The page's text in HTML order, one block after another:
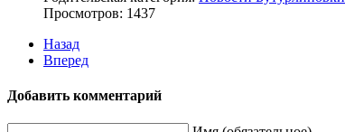
Просмотров: 1437
Назад
Вперед
Добавить комментарий